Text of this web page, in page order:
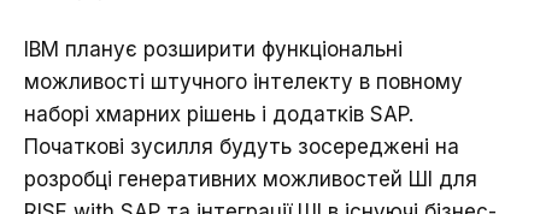
IBM планує розширити функціональні
можливості штучного інтелекту в повному
наборі хмарних рішень і додатків SAP.
Початкові зусилля будуть зосереджені на
розробці генеративних можливостей ШІ для